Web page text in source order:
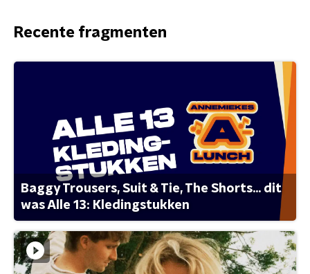
Recente fragmenten
Baggy Trousers, Suit & Tie, The Shorts... dit
was Alle 13: Kledingstukken